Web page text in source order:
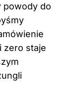
powody do
zero staje